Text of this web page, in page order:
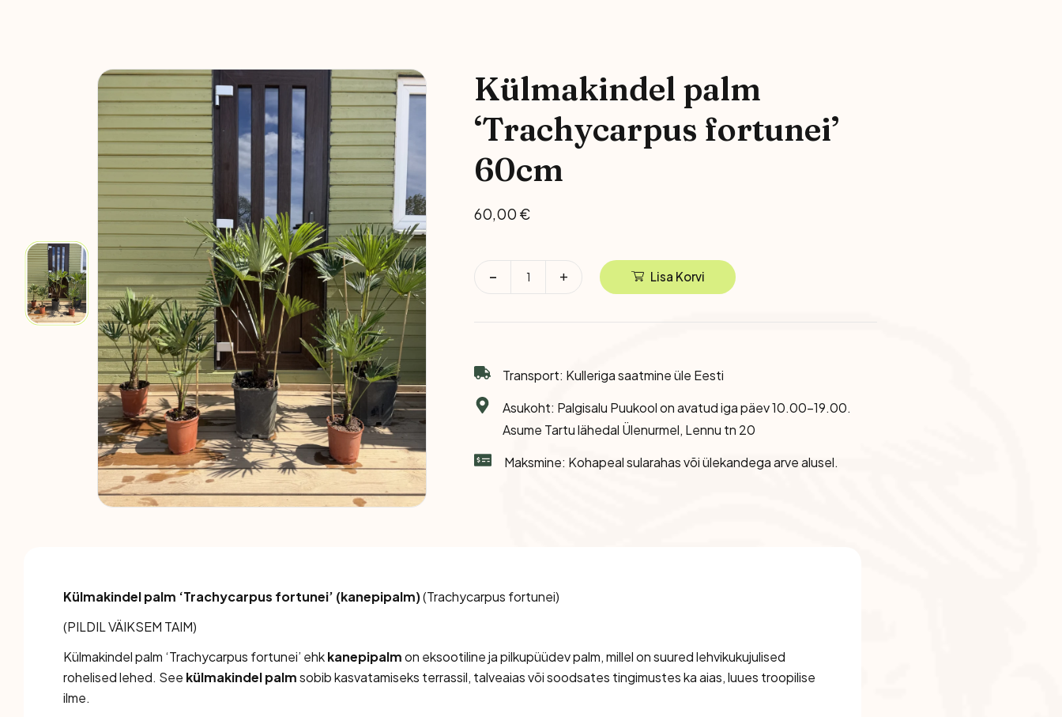
KuusedKülmakindel palm
‘Trachycarpus fortunei’
60cm
60,00 €
Lisa Korvi
Transport: Kulleriga saatmine üle Eesti
Asukoht: Palgisalu Puukool on avatud iga päev 10.00-19.00.
Asume Tartu lähedal Ülenurmel, Lennu tn 20
Maksmine: Kohapeal sularahas või ülekandega arve alusel.
Külmakindel palm ‘Trachycarpus fortunei’ (kanepipalm)(Trachycarpus fortunei)
(PILDIL VÄIKSEM TAIM)
Külmakindel palm ‘Trachycarpus fortunei’ ehkkanepipalmon eksootiline ja pilkupüüdev palm, millel on suured lehvikukujulised
rohelised lehed. See külmakindel palmsobib kasvatamiseks terrassil, talveaias või soodsates tingimustes ka aias, luues troopilise
ilme.